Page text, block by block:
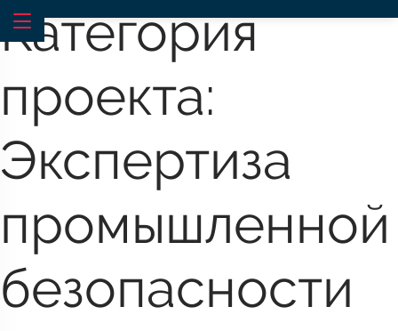
Категория
проекта:
Экспертиза
промышленной
безопасности